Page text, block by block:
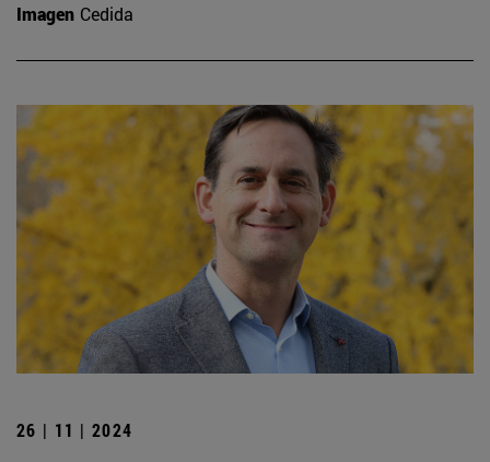
Imagen Cedida
26 | 11 | 2024